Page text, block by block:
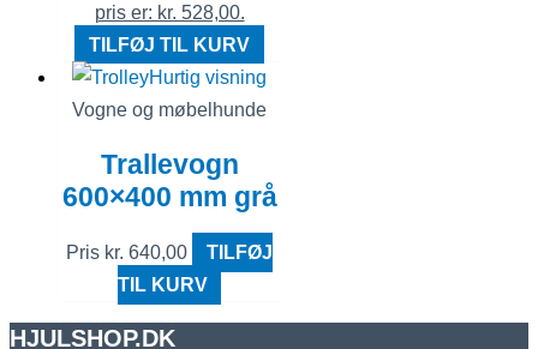
pris er: kr. 528,00.
TILFØJ TIL KURV
Hurtig visning
Vogne og møbelhunde
Trallevogn
600×400 mm grå
Pris kr. 640,00
TILFØJ
TIL KURV
HJULSHOP.DK